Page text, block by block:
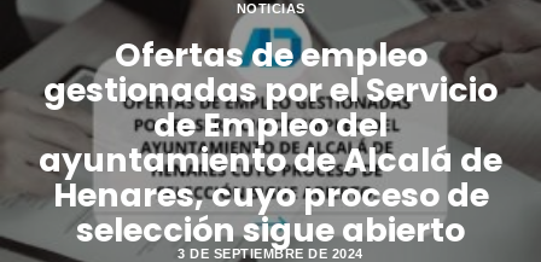
NOTICIAS
Ofertas de empleo
gestionadas por el Servicio
de Empleo del
ayuntamiento de Alcalá de
Henares, cuyo proceso de
selección sigue abierto
3 DE SEPTIEMBRE DE 2024